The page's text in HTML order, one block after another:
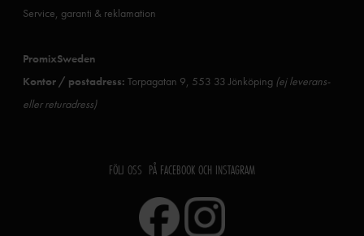
Service, garanti & reklamation
PromixSweden
Kontor / postadress: Torpagatan 9, 553 33 Jönköping (ej leverans-
eller returadress)
FÖLJ OSS PÅ FACEBOOK OCH INSTAGRAM